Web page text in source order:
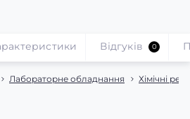
Лабораторне обладнання Хімічні
Відгуків 0